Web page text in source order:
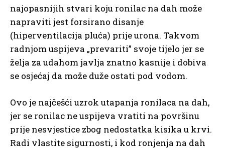
najopasnijih stvari koju ronilac na dah može
napraviti jest forsirano disanje
(hiperventilacija pluća) prije urona. Takvom
radnjom uspijeva „prevariti” svoje tijelo jer se
želja za udahom javlja znatno kasnije i dobiva
se osjećaj da može duže ostati pod vodom.
Ovo je najčešći uzrok utapanja ronilaca na dah,
jer se ronilac ne uspijeva vratiti na površinu
prije nesvjestice zbog nedostatka kisika u krvi.
Radi vlastite sigurnosti, i kod ronjenja na dah